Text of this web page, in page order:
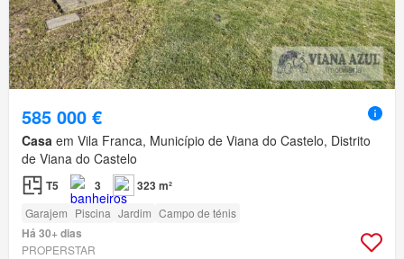
585 000 €
Casa em Vila Franca, Município de Viana do Castelo, Distrito
de Viana do Castelo
T5 3 323 m²
Garajem Piscina Jardim Campo de ténis
Há 30+ dias
PROPERSTAR